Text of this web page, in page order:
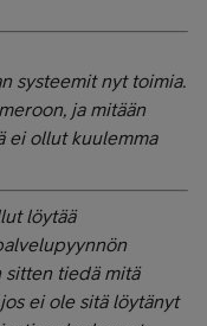
systeemit nyt toimia.
ja mitään
ei ollut kuulemma
löytää
sitten tiedä mitä
ei ole sitä löytänyt